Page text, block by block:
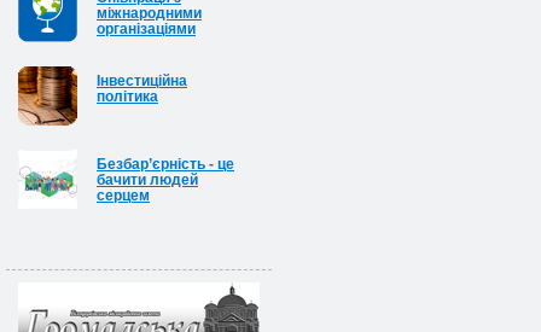
міжнародними
організаціями
Інвестиційна
політика
Безбар’єрність - це
бачити людей
серцем